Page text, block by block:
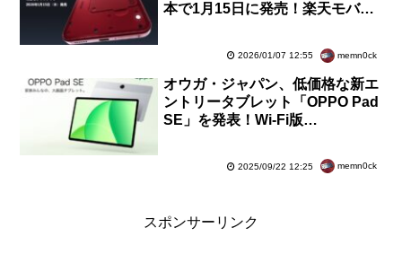
本で1月15日に発売！楽天モバイ
2026/01/07 12:55 memn0ck
オウガ・ジャパン、低価格な新エ
ントリータブレット「OPPO Pad
SE」を発表！Wi-Fi版
2025/09/22 12:25 memn0ck
スポンサーリンク